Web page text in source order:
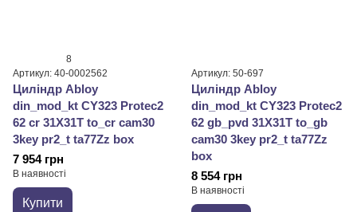
8
Артикул: 40-0002562
Циліндр Abloy
din_mod_kt CY323 Protec2
62 cr 31X31T to_cr cam30
3key pr2_t ta77Zz box
7 954 грн
В наявності
Купити
Артикул: 50-697
Циліндр Abloy
din_mod_kt CY323 Protec2
62 gb_pvd 31X31T to_gb
cam30 3key pr2_t ta77Zz
box
8 554 грн
В наявності